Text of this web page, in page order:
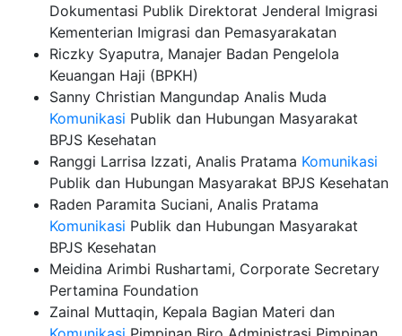
Dokumentasi Publik Direktorat Jenderal Imigrasi
Kementerian Imigrasi dan Pemasyarakatan
Riczky Syaputra, Manajer Badan Pengelola
Keuangan Haji (BPKH)
Sanny Christian Mangundap Analis Muda
Komunikasi Publik dan Hubungan Masyarakat
BPJS Kesehatan
Ranggi Larrisa Izzati, Analis Pratama Komunikasi
Publik dan Hubungan Masyarakat BPJS Kesehatan
Raden Paramita Suciani, Analis Pratama
Komunikasi Publik dan Hubungan Masyarakat
BPJS Kesehatan
Meidina Arimbi Rushartami, Corporate Secretary
Pertamina Foundation
Zainal Muttaqin, Kepala Bagian Materi dan